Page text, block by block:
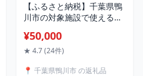
【ふるさと納税】千葉県鴨
川市の対象施設で使える楽
額50,000円 [0050-0081]
¥50,000
★ 4.7 (24件)
📍 千葉県鴨川市 の返礼品